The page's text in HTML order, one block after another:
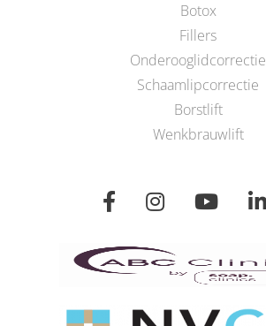
Botox
Fillers
Onderooglidcorrectie
Schaamlipcorrectie
Borstlift
Wenkbrauwlift